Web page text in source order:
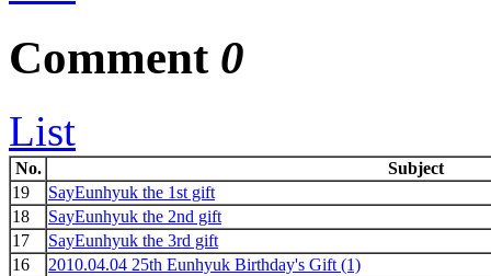
Comment 0
List
No.
Subject
19
SayEunhyuk the 1st gift
18
SayEunhyuk the 2nd gift
17
SayEunhyuk the 3rd gift
16
2010.04.04 25th Eunhyuk Birthday's Gift (1)